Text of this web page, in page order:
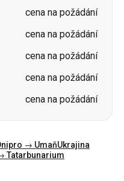
cena na požádání
cena na požádání
Dnipro → Umaň Ukrajina